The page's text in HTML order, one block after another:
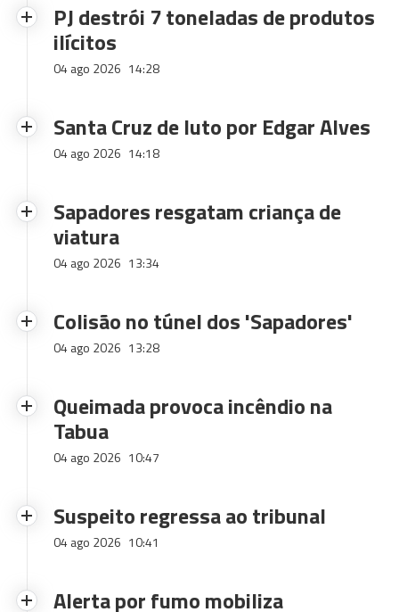
PJ destrói 7 toneladas de produtos
ilícitos
04 ago 2026 14:28
Santa Cruz de luto por Edgar Alves
04 ago 2026 14:18
Sapadores resgatam criança de
viatura
04 ago 2026 13:34
Colisão no túnel dos 'Sapadores'
04 ago 2026 13:28
Queimada provoca incêndio na
Tabua
04 ago 2026 10:47
Suspeito regressa ao tribunal
04 ago 2026 10:41
Alerta por fumo mobiliza